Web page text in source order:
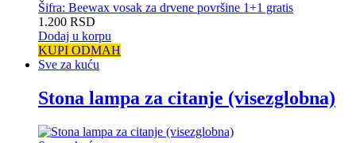
Šifra: Beewax vosak za drvene površine 1+1 gratis
1.200 RSD
Dodaj u korpu
KUPI ODMAH
Sve za kuću
Stona lampa za citanje (visezglobna)